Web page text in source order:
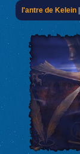
l'antre de Kelein